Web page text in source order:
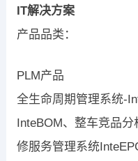
IT解决方案
产品品类：
PLM产品
全生命周期管理系统-
InteBOM、整车竞品
修服务管理系统